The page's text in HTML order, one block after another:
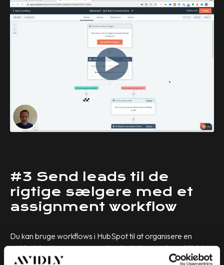
#3 Send leads til de
rigtige sælgere med et
assignment workflow
Du kan bruge workflows i HubSpot til at organisere en
række interne opgaver, og et oplagt eksempel er at tildele
leads til bestemte sælgere, når de skal tage kontakt til dem,